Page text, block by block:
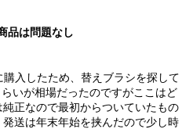
品は問題なし
入したため、替えブラシを探して
いが相場だったのですがここはど
正なので最初からついていたもの
送は年末年始を挟んだので少し時